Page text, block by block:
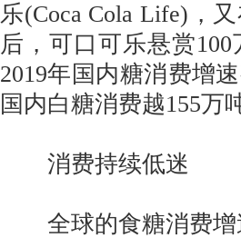
乐(Coca Cola Life)，
后，可口可乐悬赏
2019年国内糖消费增
国内白糖消费越155万
消费持续低迷
全球的食糖消费增